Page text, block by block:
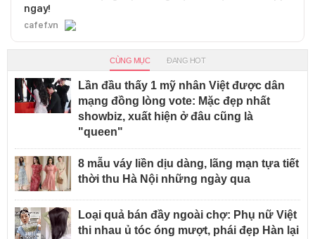
ngay!
cafef.vn
CÙNG MỤC ĐANG HOT
Lần đầu thấy 1 mỹ nhân Việt được dân
mạng đồng lòng vote: Mặc đẹp nhất
showbiz, xuất hiện ở đâu cũng là
"queen"
8 mẫu váy liền dịu dàng, lãng mạn tựa tiết
thời thu Hà Nội những ngày qua
Loại quả bán đầy ngoài chợ: Phụ nữ Việt
thi nhau ủ tóc óng mượt, phái đẹp Hàn lại